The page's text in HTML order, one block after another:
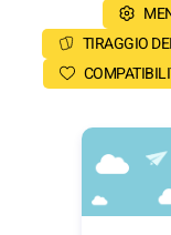
TIRAGGIO